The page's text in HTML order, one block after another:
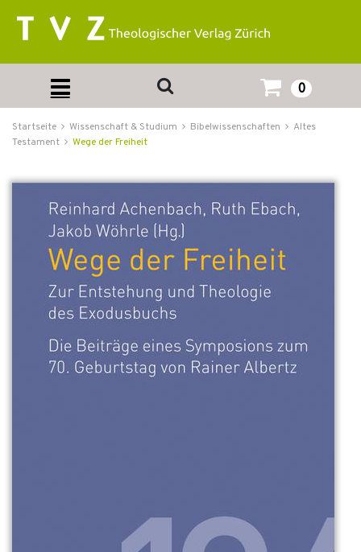
0
Startseite Wissenschaft & Studium Bibelwissenschaften
Altes
Testament
Wege der Freiheit